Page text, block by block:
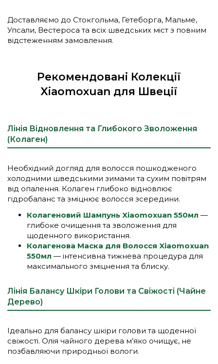
Доставляємо до Стокгольма, Гетеборга, Мальме,
Упсали, Вестероса та всіх шведських міст з повним
відстеженням замовлення.
Рекомендовані Колекції
Xiaomoxuan для Швеції
Лінія Відновлення та Глибокого Зволоження
(Колаген)
Необхідний догляд для волосся пошкодженого
холодними шведськими зимами та сухим повітрям
від опалення. Колаген глибоко відновлює
гідробаланс та зміцнює волосся зсередини.
Колагеновий Шампунь Xiaomoxuan 550мл —
глибоке очищення та зволоження для
щоденного використання.
Колагенова Маска для Волосся Xiaomoxuan
550мл — інтенсивна тижнева процедура для
максимального зміцнення та блиску.
Лінія Балансу Шкіри Голови та Свіжості (Чайне
Дерево)
Ідеально для балансу шкіри голови та щоденної
свіжості. Олія чайного дерева м’яко очищує, не
позбавляючи природньої вологи.